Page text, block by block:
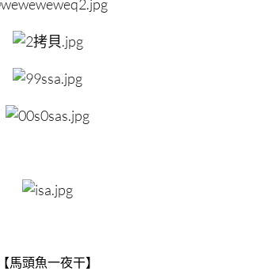
【馬頭魚一夜干】